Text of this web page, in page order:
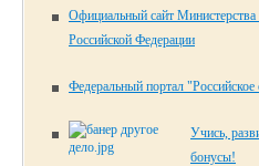
Официальный сайт
Российской Федерации
Федеральный портал "Российское
Учись,
бонусы!